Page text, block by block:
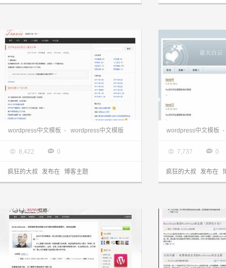
wordpress主题站:简洁大方iGoogle主题
wordpress中文模板 - wordpress中文模版
 8,422  0
疯狂的大叔 发布在 博客主题
wordpress中文模板 -
 7,737  0
疯狂的大叔 发布在